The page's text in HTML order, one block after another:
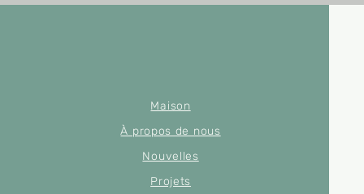
Maison
À propos de nous
Nouvelles
Projets